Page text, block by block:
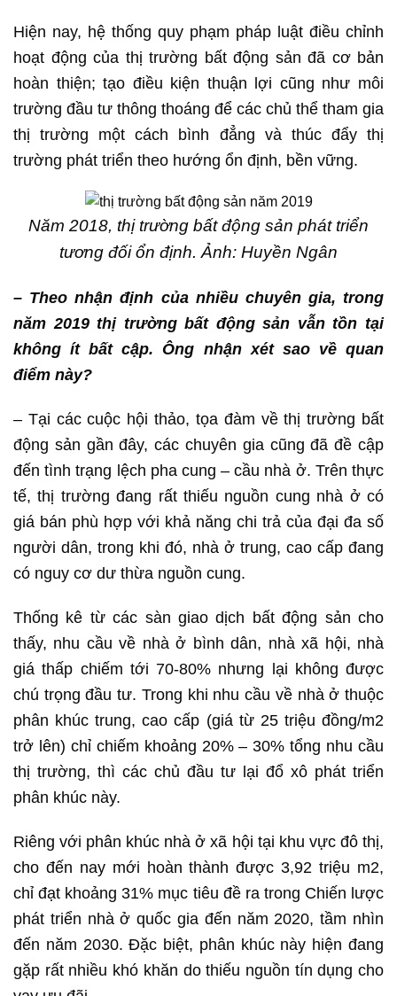
Hiện nay, hệ thống quy phạm pháp luật điều chỉnh
hoạt động của thị trường bất động sản đã cơ bản
hoàn thiện; tạo điều kiện thuận lợi cũng như môi
trường đầu tư thông thoáng để các chủ thể tham gia
thị trường một cách bình đẳng và thúc đẩy thị
trường phát triển theo hướng ổn định, bền vững.
Năm 2018, thị trường bất động sản phát triển
tương đối ổn định. Ảnh: Huyền Ngân
– Theo nhận định của nhiều chuyên gia, trong
năm 2019 thị trường bất động sản vẫn tồn tại
không ít bất cập. Ông nhận xét sao về quan
điểm này?
– Tại các cuộc hội thảo, tọa đàm về thị trường bất
động sản gần đây, các chuyên gia cũng đã đề cập
đến tình trạng lệch pha cung – cầu nhà ở. Trên thực
tế, thị trường đang rất thiếu nguồn cung nhà ở có
giá bán phù hợp với khả năng chi trả của đại đa số
người dân, trong khi đó, nhà ở trung, cao cấp đang
có nguy cơ dư thừa nguồn cung.
Thống kê từ các sàn giao dịch bất động sản cho
thấy, nhu cầu về nhà ở bình dân, nhà xã hội, nhà
giá thấp chiếm tới 70-80% nhưng lại không được
chú trọng đầu tư. Trong khi nhu cầu về nhà ở thuộc
phân khúc trung, cao cấp (giá từ 25 triệu đồng/m2
trở lên) chỉ chiếm khoảng 20% – 30% tổng nhu cầu
thị trường, thì các chủ đầu tư lại đổ xô phát triển
phân khúc này.
Riêng với phân khúc nhà ở xã hội tại khu vực đô thị,
cho đến nay mới hoàn thành được 3,92 triệu m2,
chỉ đạt khoảng 31% mục tiêu đề ra trong Chiến lược
phát triển nhà ở quốc gia đến năm 2020, tầm nhìn
đến năm 2030. Đặc biệt, phân khúc này hiện đang
gặp rất nhiều khó khăn do thiếu nguồn tín dụng cho